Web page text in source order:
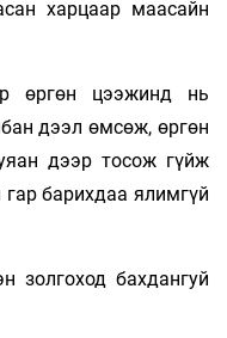
харцаар маасайн
өргөн цээжинд нь
дээл өмсөж, өргөн
дээр тосож гүйж
барихдаа ялимгүй
золгоход бахдангуй